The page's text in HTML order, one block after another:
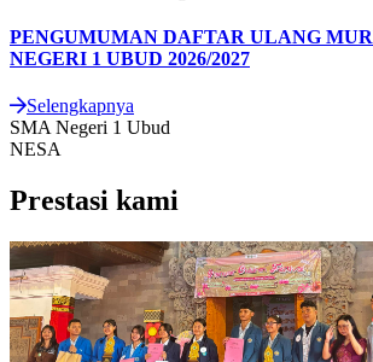
PENGUMUMAN DAFTAR ULANG
NEGERI 1 UBUD 2026/2027
Selengkapnya
SMA Negeri 1 Ubud
NESA
Prestasi kami